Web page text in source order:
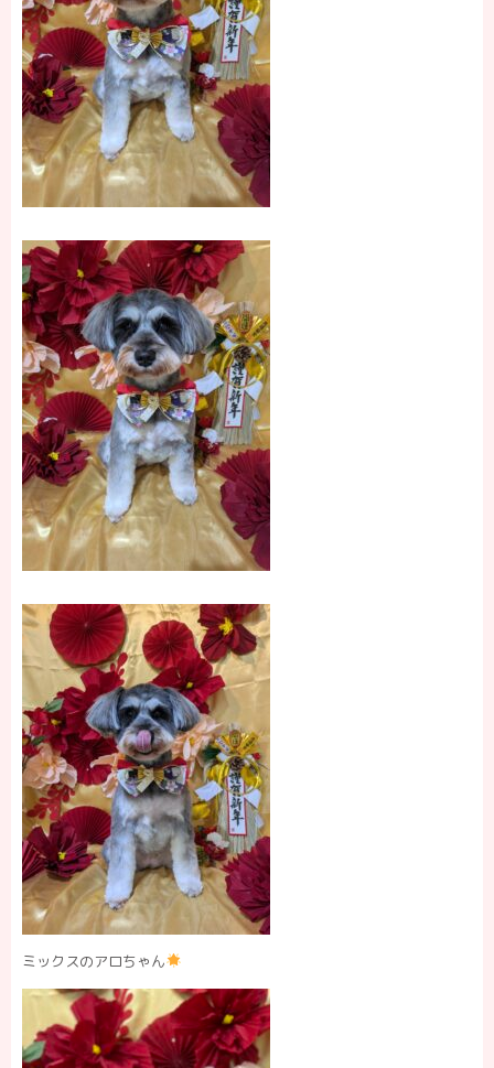
ミックスのアロちゃん